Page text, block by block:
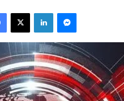
Facebook
X LinkedInMessenger